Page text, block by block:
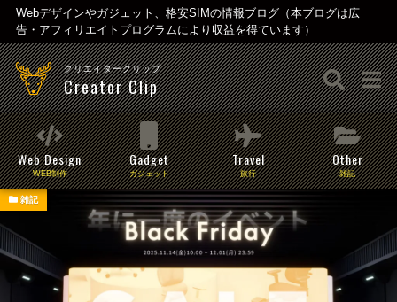
Webデザインやガジェット、格安SIMの情報ブログ（本ブログは広
告・アフィリエイトプログラムにより収益を得ています）
クリエイタークリップ
Creator Clip
Web Design
WEB制作
Gadget
ガジェット
Travel
旅行
Other
雑記
雑記